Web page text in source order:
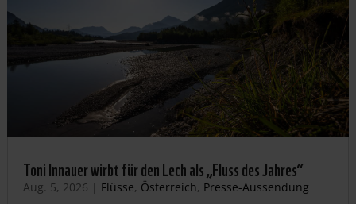
Toni Innauer wirbt für den Lech als „Fluss des Jahres“
Aug. 5, 2026 | Flüsse, Österreich, Presse-Aussendung